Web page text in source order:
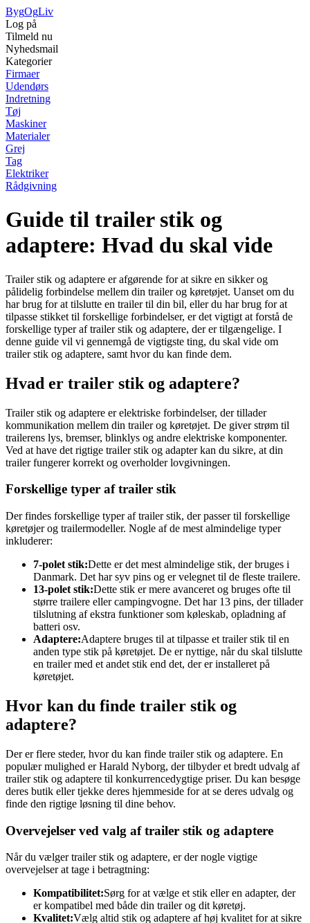
BygOgLiv
Log på
Tilmeld nu
Nyhedsmail
Kategorier
Firmaer
Udendørs
Indretning
Tøj
Maskiner
Materialer
Grej
Tag
Elektriker
Rådgivning
Guide til trailer stik og
adaptere: Hvad du skal vide
Trailer stik og adaptere er afgørende for at sikre en sikker og
pålidelig forbindelse mellem din trailer og køretøjet. Uanset om du
har brug for at tilslutte en trailer til din bil, eller du har brug for at
tilpasse stikket til forskellige forbindelser, er det vigtigt at forstå de
forskellige typer af trailer stik og adaptere, der er tilgængelige. I
denne guide vil vi gennemgå de vigtigste ting, du skal vide om
trailer stik og adaptere, samt hvor du kan finde dem.
Hvad er trailer stik og adaptere?
Trailer stik og adaptere er elektriske forbindelser, der tillader
kommunikation mellem din trailer og køretøjet. De giver strøm til
trailerens lys, bremser, blinklys og andre elektriske komponenter.
Ved at have det rigtige trailer stik og adapter kan du sikre, at din
trailer fungerer korrekt og overholder lovgivningen.
Forskellige typer af trailer stik
Der findes forskellige typer af trailer stik, der passer til forskellige
køretøjer og trailermodeller. Nogle af de mest almindelige typer
inkluderer:
7-polet stik:Dette er det mest almindelige stik, der bruges i
Danmark. Det har syv pins og er velegnet til de fleste trailere.
13-polet stik:Dette stik er mere avanceret og bruges ofte til
større trailere eller campingvogne. Det har 13 pins, der tillader
tilslutning af ekstra funktioner som køleskab, opladning af
batteri osv.
Adaptere:Adaptere bruges til at tilpasse et trailer stik til en
anden type stik på køretøjet. De er nyttige, når du skal tilslutte
en trailer med et andet stik end det, der er installeret på
køretøjet.
Hvor kan du finde trailer stik og
adaptere?
Der er flere steder, hvor du kan finde trailer stik og adaptere. En
populær mulighed er Harald Nyborg, der tilbyder et bredt udvalg af
trailer stik og adaptere til konkurrencedygtige priser. Du kan besøge
deres butik eller tjekke deres hjemmeside for at se deres udvalg og
finde den rigtige løsning til dine behov.
Overvejelser ved valg af trailer stik og adaptere
Når du vælger trailer stik og adaptere, er der nogle vigtige
overvejelser at tage i betragtning:
Kompatibilitet:Sørg for at vælge et stik eller en adapter, der
er kompatibel med både din trailer og dit køretøj.
Kvalitet:Vælg altid stik og adaptere af høj kvalitet for at sikre